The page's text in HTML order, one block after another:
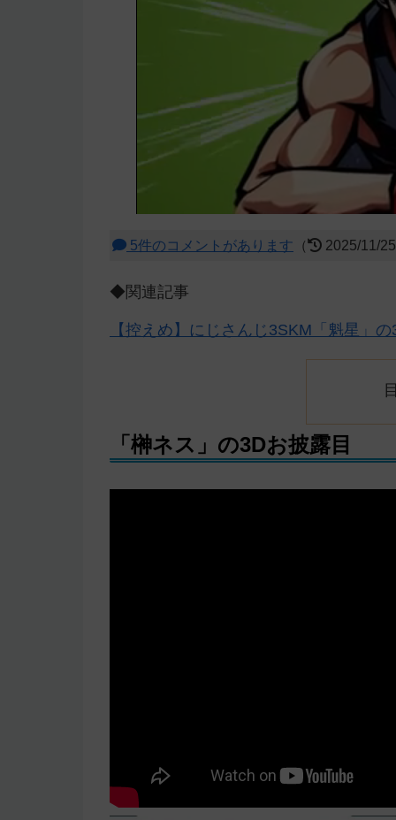
5件のコメントがあります （ 2025/11/
◆関連記事
【控えめ】にじさんじ3SKM「魁星」
「榊ネス」の3Dお披露目